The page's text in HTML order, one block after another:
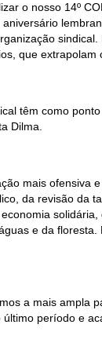
o nosso 14º
que extrapolam
têm como
Dilma.
mais
da revisão
e da
a mais
período e